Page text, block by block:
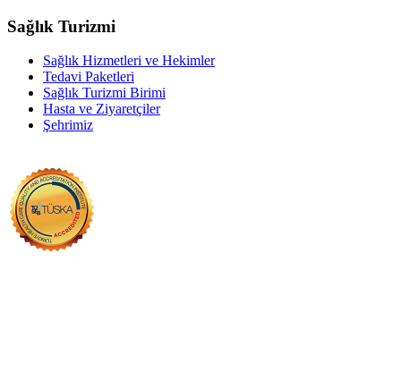
Sağlık Turizmi
Sağlık Hizmetleri ve Hekimler
Tedavi Paketleri
Sağlık Turizmi Birimi
Hasta ve Ziyaretçiler
Şehrimiz